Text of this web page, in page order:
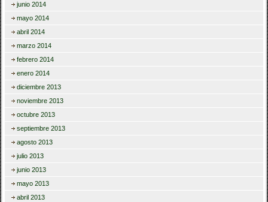
junio 2014
mayo 2014
abril 2014
marzo 2014
febrero 2014
enero 2014
diciembre 2013
noviembre 2013
octubre 2013
septiembre 2013
agosto 2013
julio 2013
junio 2013
mayo 2013
abril 2013